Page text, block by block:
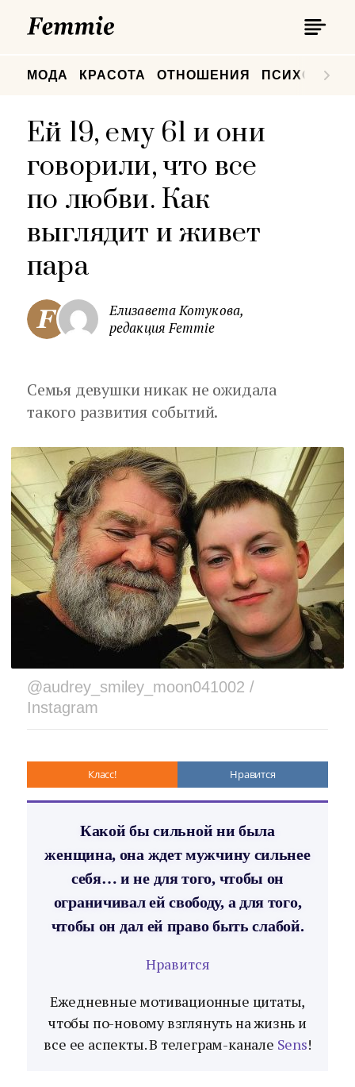
МОДА КРАСОТА ОТНОШЕНИЯ
Ей 19, ему 61 и они
говорили, что все
по любви. Как
выглядит и живет
пара
Елизавета Котукова,
редакция Femmie
Семья девушки никак не ожидала
такого развития событий.
@audrey_smiley_moon041002 /
Instagram
Класс! Нравится
Какой бы сильной ни была
женщина, она ждет мужчину сильнее
себя… и не для того, чтобы он
ограничивал ей свободу, а для того,
чтобы он дал ей право быть слабой.
Нравится
Ежедневные мотивационные цитаты,
чтобы по-новому взглянуть на жизнь и
все ее аспекты. В телеграм-канале Sens!